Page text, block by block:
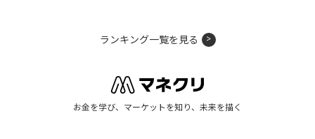
ランキング一覧を見る
お金を学び、マーケットを知り、未来を描く